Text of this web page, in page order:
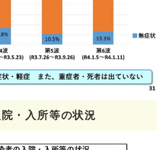
・入所等の状況